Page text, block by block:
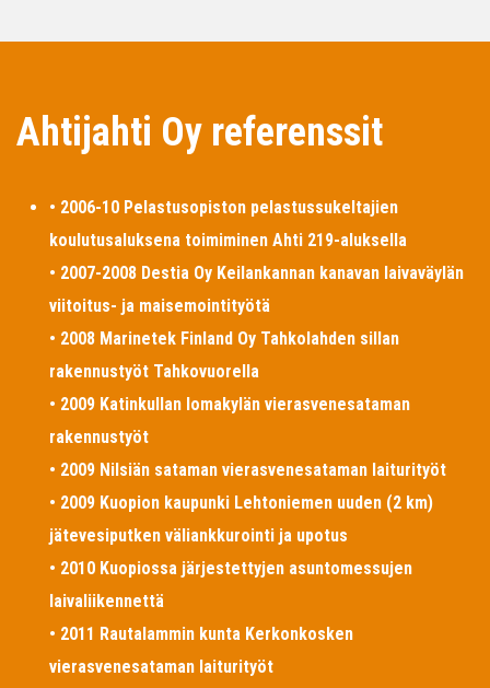
Ahtijahti Oy referenssit
• 2006-10 Pelastusopiston pelastussukeltajien
koulutusaluksena toimiminen Ahti 219-aluksella
• 2007-2008 Destia Oy Keilankannan kanavan laivaväylän
viitoitus- ja maisemointityötä
• 2008 Marinetek Finland Oy Tahkolahden sillan
rakennustyöt Tahkovuorella
• 2009 Katinkullan lomakylän vierasvenesataman
rakennustyöt
• 2009 Nilsiän sataman vierasvenesataman laiturityöt
• 2009 Kuopion kaupunki Lehtoniemen uuden (2 km)
jätevesiputken väliankkurointi ja upotus
• 2010 Kuopiossa järjestettyjen asuntomessujen
laivaliikennettä
• 2011 Rautalammin kunta Kerkonkosken
vierasvenesataman laiturityöt